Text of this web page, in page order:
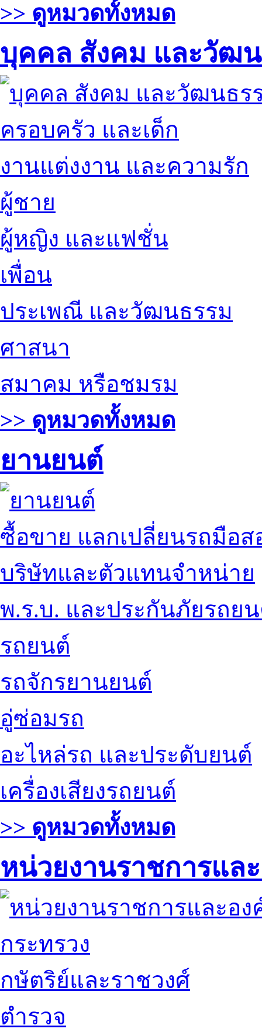
>> ดูหมวดทั้งหมด
บุคคล สังคม และวัฒ
ครอบครัว และเด็ก
งานแต่งงาน และความรัก
ผู้ชาย
ผู้หญิง และแฟชั่น
เพื่อน
ประเพณี และวัฒนธรรม
ศาสนา
สมาคม หรือชมรม
>> ดูหมวดทั้งหมด
ยานยนต์
ซื้อขาย แลกเปลี่ยนรถมือส
บริษัทและตัวแทนจำหน่าย
พ.ร.บ. และประกันภัยรถย
รถยนต์
รถจักรยานยนต์
อู่ซ่อมรถ
อะไหล่รถ และประดับยนต์
เครื่องเสียงรถยนต์
>> ดูหมวดทั้งหมด
หน่วยงานราชการแล
กระทรวง
กษัตริย์และราชวงศ์
ตำรวจ